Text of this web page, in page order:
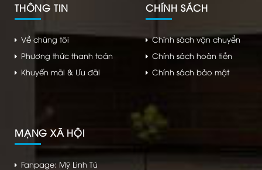
THÔNG TIN
Về chúng tôi
Phương thức thanh toán
Khuyến mãi & Ưu đãi
CHÍNH SÁCH
Chính sách vận chuyển
Chính sách hoàn tiền
Chính sách bảo mật
MẠNG XÃ HỘI
Fanpage: Mỹ Linh Tú